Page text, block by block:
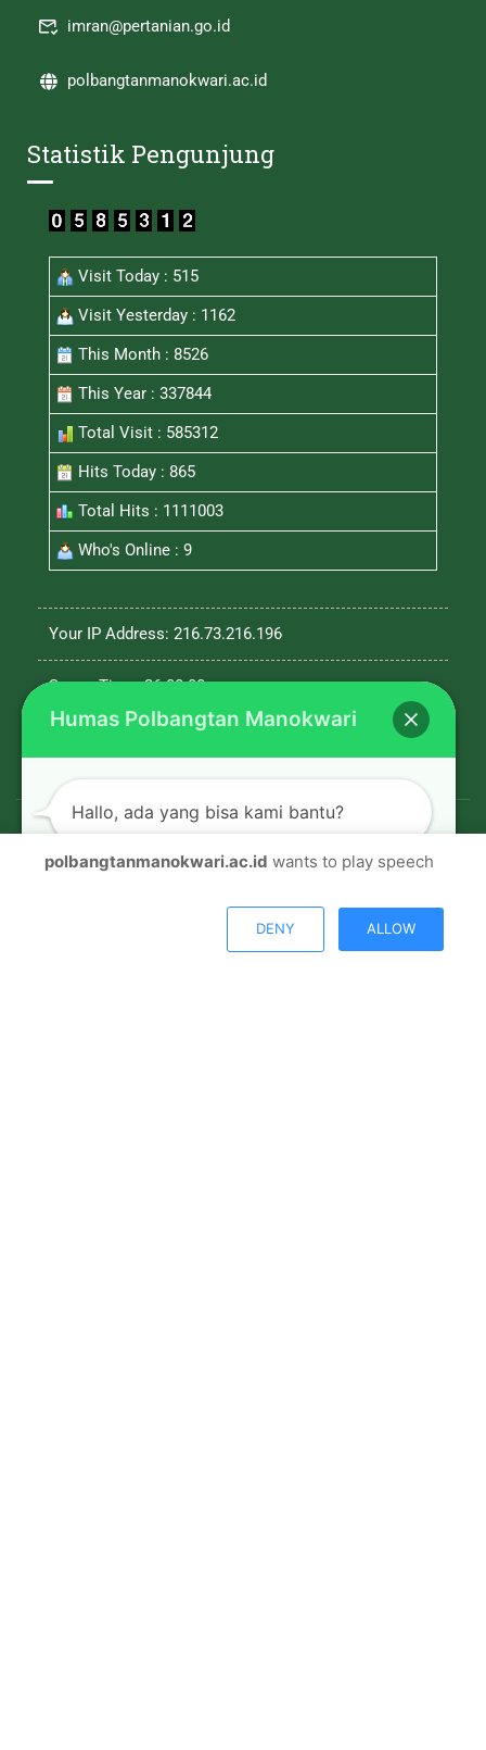
imran@pertanian.go.id
polbangtanmanokwari.ac.id
Statistik Pengunjung
Visit Today : 515
Visit Yesterday : 1162
This Month : 8526
This Year : 337844
Total Visit : 585312
Hits Today : 865
Total Hits : 1111003
Who's Online : 9
Your IP Address: 216.73.216.196
Server Time: 26-08-08
Humas Polbangtan Manokwari
Hallo, ada yang bisa kami bantu?
polbangtanmanokwari.ac.id wants to play speech
DENY ALLOW